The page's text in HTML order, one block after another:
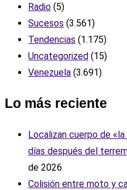
Radio (5)
Sucesos (3.561)
Tendencias (1.175)
Uncategorized (15)
Venezuela (3.691)
Lo más reciente
Localizan cuerpo de
días después del
de 2026
Colisión entre moto y